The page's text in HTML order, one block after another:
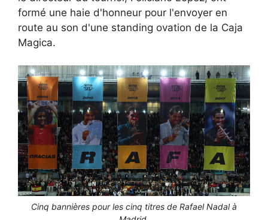
formé une haie d'honneur pour l'envoyer en
route au son d'une standing ovation de la Caja
Magica.
Cinq bannières pour les cinq titres de Rafael Nadal à